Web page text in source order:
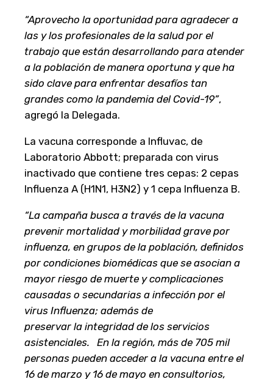
“Aprovecho la oportunidad para agradecer a
las y los profesionales de la salud por el
trabajo que están desarrollando para atender
a la población de manera oportuna y que ha
sido clave para enfrentar desafíos tan
grandes como la pandemia del Covid-19”,
agregó la Delegada.
La vacuna corresponde a Influvac, de
Laboratorio Abbott; preparada con virus
inactivado que contiene tres cepas: 2 cepas
Influenza A (H1N1, H3N2) y 1 cepa Influenza B.
“La campaña busca a través de la vacuna
prevenir mortalidad y morbilidad grave por
influenza, en grupos de la población, definidos
por condiciones biomédicas que se asocian a
mayor riesgo de muerte y complicaciones
causadas o secundarias a infección por el
virus Influenza; además de
preservar la integridad de los servicios
asistenciales. En la región, más de 705 mil
personas pueden acceder a la vacuna entre el
16 de marzo y 16 de mayo en consultorios,